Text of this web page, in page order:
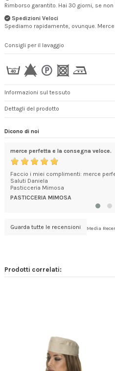
Rimborso garantito. Hai 30 giorni, se
Spedizioni Veloci
Spediamo rapidamente, ovunque.
Consigli per il lavaggio
Informazioni sul tessuto
Dettagli del prodotto
Dicono di noi
merce perfetta e la consegna veloce.
Faccio i miei complimenti: merce
Saluti Daniela
Pasticceria Mimosa
PASTICCERIA MIMOSA
Guarda tutte le recensioni Media
Prodotti correlati: